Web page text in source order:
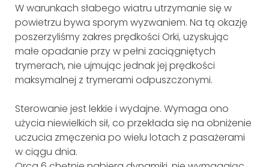
Wwarunkach słabego wiatru utrzymanie się w
powietrzu bywa sporym wyzwaniem. Na tą okazję
poszerzyliśmy zakres prędkości Orki, uzyskując
małe opadanie przy w pełni zaciągniętych
trymerach, nie ujmując jednakjej prędkości
maksymalnej z trymerami odpuszczonymi.
Sterowanie jestlekkie i wydajne. Wymaga ono
użycia niewielkich sił, co przekłada się na obniżenie
uczucia zmęczenia po wielu lotach z pasażerami
w ciągu dnia.